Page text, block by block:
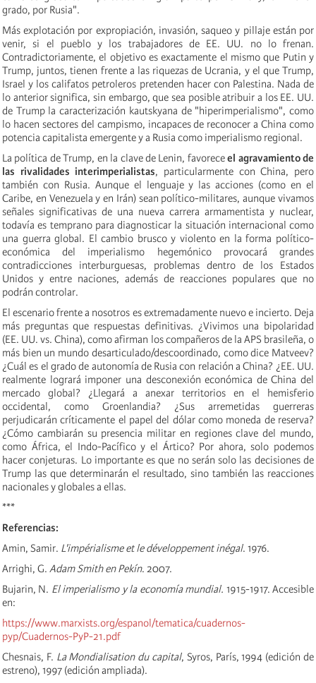
grado, por Rusia".
Más explotación por expropiación, invasión, saqueo y pillaje están por
venir, si el pueblo y los trabajadores de EE. UU. no lo frenan.
Contradictoriamente, el objetivo es exactamente el mismo que Putin y
Trump, juntos, tienen frente a las riquezas de Ucrania, y el que Trump,
Israel y los califatos petroleros pretenden hacer con Palestina. Nada de
lo anterior significa, sin embargo, que sea posible atribuir a los EE. UU.
de Trump la caracterización kautskyana de "hiperimperialismo", como
lo hacen sectores del campismo, incapaces de reconocer a China como
potencia capitalista emergente y a Rusia como imperialismo regional.
La política de Trump, en la clave de Lenin, favoreceel agravamiento de
las rivalidades interimperialistas, particularmente con China, pero
también con Rusia. Aunque el lenguaje y las acciones (como en el
Caribe, en Venezuela y en Irán) sean político-militares, aunque vivamos
señales significativas de una nueva carrera armamentista y nuclear,
todavía es temprano para diagnosticar la situación internacional como
una guerra global. El cambio brusco y violento en la forma político-
económica del imperialismo hegemónico provocará grandes
contradicciones interburguesas, problemas dentro de los Estados
Unidos y entre naciones, además de reacciones populares que no
podrán controlar.
El escenario frente a nosotros es extremadamente nuevo e incierto. Deja
más preguntas que respuestas definitivas. ¿Vivimos una bipolaridad
(EE. UU. vs. China), como afirman los compañeros de la APS brasileña, o
más bien un mundo desarticulado/descoordinado, como dice Matveev?
¿Cuál es el grado de autonomía de Rusia con relación a China? ¿EE. UU.
realmente logrará imponer una desconexión económica de China del
mercado global? ¿Llegará a anexar territorios en el hemisferio
occidental, como Groenlandia? ¿Sus arremetidas guerreras
perjudicarán críticamente el papel del dólar como moneda de reserva?
¿Cómo cambiarán su presencia militar en regiones clave del mundo,
como África, el Indo-Pacífico y el Ártico? Por ahora, solo podemos
hacer conjeturas. Lo importante es que no serán solo las decisiones de
Trump las que determinarán el resultado, sino también las reacciones
nacionales y globales a ellas.
***
Referencias:
Amin, Samir. L'impérialisme et le développement inégal. 1976.
Arrighi, G. Adam Smith en Pekín. 2007.
Bujarin, N. El imperialismo y la economía mundial. 1915-1917. Accesible
en:
https://www.marxists.org/espanol/tematica/cuadernos-
pyp/Cuadernos-PyP-21.pdf
Chesnais, F. La Mondialisation du capital, Syros, París, 1994 (edición de
estreno), 1997 (edición ampliada).